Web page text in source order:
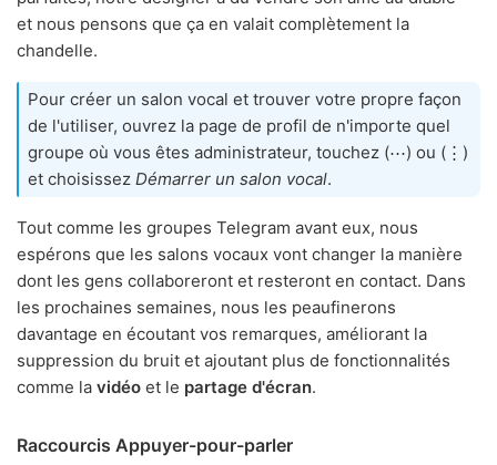
et nous pensons que ça en valait complètement la
chandelle.
Pour créer un salon vocal et trouver votre propre façon
de l'utiliser, ouvrez la page de profil de n'importe quel
groupe où vous êtes administrateur, touchez (⋯) ou (⋮)
et choisissez Démarrer un salon vocal.
Tout comme les groupes Telegram avant eux, nous
espérons que les salons vocaux vont changer la manière
dont les gens collaboreront et resteront en contact. Dans
les prochaines semaines, nous les peaufinerons
davantage en écoutant vos remarques, améliorant la
suppression du bruit et ajoutant plus de fonctionnalités
comme la vidéo et le partage d'écran.
Raccourcis Appuyer-pour-parler